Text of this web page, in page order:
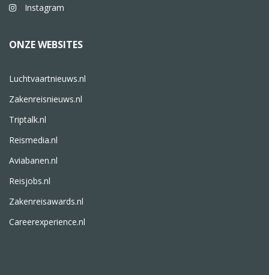
Instagram
ONZE WEBSITES
Luchtvaartnieuws.nl
Zakenreisnieuws.nl
Triptalk.nl
Reismedia.nl
Aviabanen.nl
Reisjobs.nl
Zakenreisawards.nl
Careerexperience.nl